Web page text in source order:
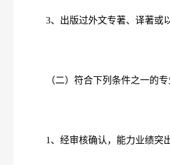
3、出版过外文专著、译著或
（二）符合下列条件之一的专
1 、经审核确认，能力业绩突